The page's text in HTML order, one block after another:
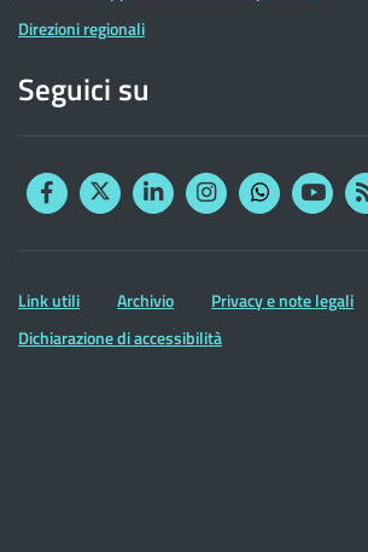
Direzioni regionali
Seguici su
FacebookTwitterLinkedinInstagram
Altre
informazioni
Link utili Archivio
Privacy e note legali
Dichiarazione di accessibilità